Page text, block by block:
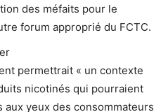
des méfaits pour le
forum approprié du FCTC.
permettrait « un contexte
nicotinés qui pourraient
yeux des consommateurs